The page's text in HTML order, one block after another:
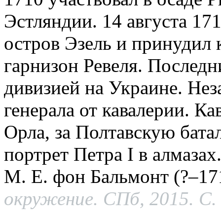
Эстляндии. 14 августа
остров Эзель и принудил
гарнизон Ревеля.
дивизией на Украине.
генерала от кавалерии.
Орла, за Полтавскую
портрет Петра I в
М. Е. фон Бальмонт
окружение. СПб, 2015. С.